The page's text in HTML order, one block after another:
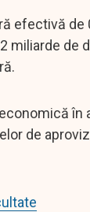
efectivă de
miliarde de
în
de